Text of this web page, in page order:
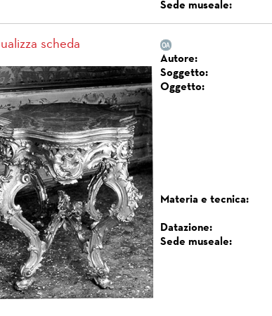
Sede museale:
scheda
Autore:
Soggetto:
Oggetto:
Materia e tecnica:
Datazione:
Sede museale: